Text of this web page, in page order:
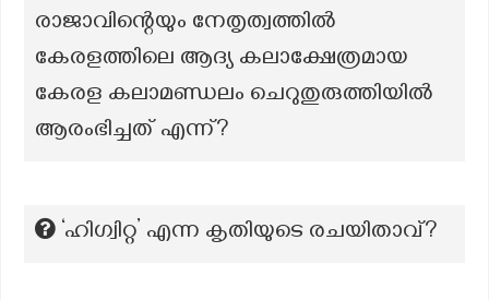
രാജാവിന്റെയും നേതൃത്വത്തിൽ
കേരളത്തിലെ ആദ്യ കലാക്ഷേത്രമായ
കേരള കലാമണ്ഡലം ചെറുതുരുത്തിയിൽ
ആരംഭിച്ചത് എന്ന്?
‘ഹിഗ്വിറ്റ’ എന്ന കൃതിയുടെ രചയിതാവ്?